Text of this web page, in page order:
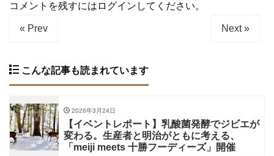
コメントを残すにはログインしてください。
« Prev Next »
こんな記事も読まれています
2026年3月24日
【イベントレポート】乳酸菌発酵でジビエが
変わる。生産者と明治がともに考える、
「meiji meets 十勝フーディーズ」開催